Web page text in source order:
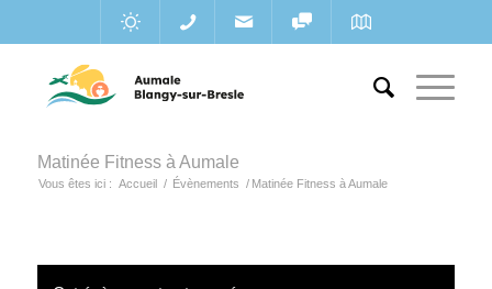
Matinée Fitness à Aumale
Vous êtes ici : Accueil / Évènements / Matinée Fitness à Aumale